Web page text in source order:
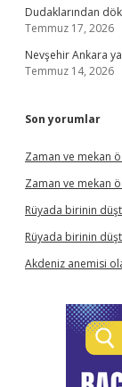
Dudaklarından
Temmuz 17, 2026
Nevşehir Ankara
Temmuz 14, 2026
Son yorumlar
Zaman ve mekan
Zaman ve mekan
Rüyada birinin
Rüyada birinin
Akdeniz anemisi